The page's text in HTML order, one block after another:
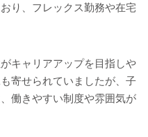
り、フレックス勤務や在宅
キャリアアップを目指しや
寄せられていましたが、子
働きやすい制度や雰囲気が